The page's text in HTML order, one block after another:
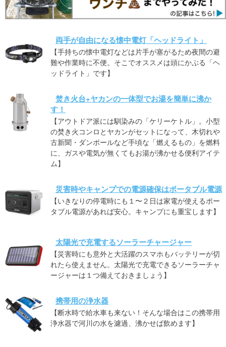
両手が自由になる懐中電灯「ヘッドライト」
【手持ちの懐中電灯などは片手が塞がるため夜間の避
難や作業時に不便。そこでオススメは頭にかぶる「ヘ
ッドライト」です】
焚き火台+ヤカンの一体型でお湯を簡単に沸か
す！
【アウトドア派には馴染みの「ケリーケトル」。小型
の焚き火コンロとヤカンがセットになって、木切れや
古新聞・ダンボールなど手頃な「燃えるもの」を燃料
に、ガスや電気が無くてもお湯が沸かせる便利アイテ
ム】
災害時やキャンプでの電源確保はポータブル電源
【いきなりの停電時にも１〜２日は家電が使えるポー
タブル電源があれば安心。キャンプにも重宝します】
太陽光で充電するソーラーチャージャー
【災害時にも意外と大活躍のスマホもバッテリーが切
れたら使えません。太陽光で充電できるソーラーチャ
ージャーは１つ備えておきましょう】
携帯用の浄水器
【断水時で給水車も来ない！そんな場合はこの携帯用
浄水器で河川の水を濾過、沸かせば飲めます】